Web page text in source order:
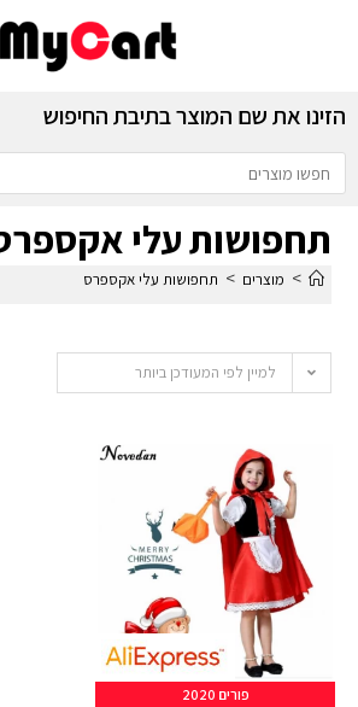
הזינו את שם המוצר בתיבת החיפוש
תחפושות עלי
> מוצרים > תחפושות עלי אקספרס
למיין לפי המעודכן ביותר
פורים 2020